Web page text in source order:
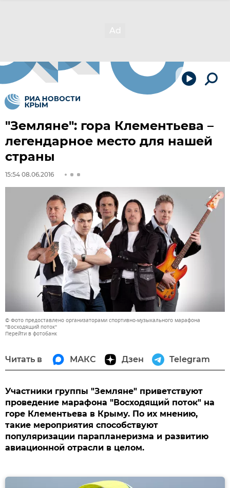
"Земляне": гора Клементьева –
легендарное место для нашей
страны
15:54 08.06.2016
© Фото предоставлено организаторами спортивно-музыкального марафона
"Восходящий поток"
Перейти в фотобанк
Читать в МАКС Дзен Telegram
Участники группы "Земляне" приветствуют
проведение марафона "Восходящий поток" на
горе Клементьева в Крыму. По их мнению,
такие мероприятия способствуют
популяризации парапланеризма и развитию
авиационной отрасли в целом.